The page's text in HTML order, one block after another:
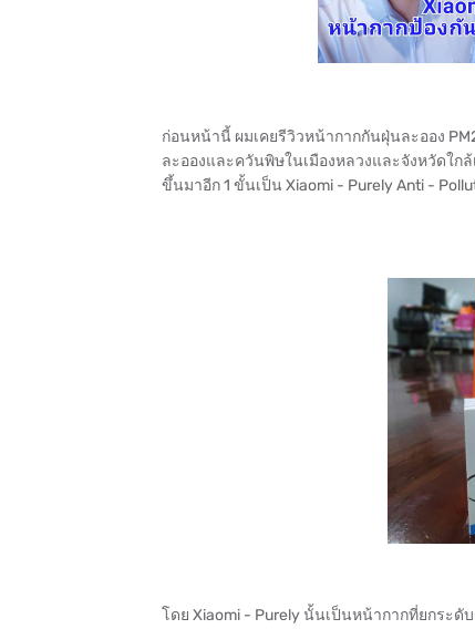
ก่อนหน้านี้ ผมเคยรีวิวหน้ากากกันฝุ่นละออง
ละอองและควันพิษในเมืองหลวงและจังหวัดใก
ขึ้นมาอีก 1 ขั้นเป็น Xiaomi - Purely Anti -
โดย Xiaomi - Purely นั้นเป็นหน้ากากที่ยกระดั